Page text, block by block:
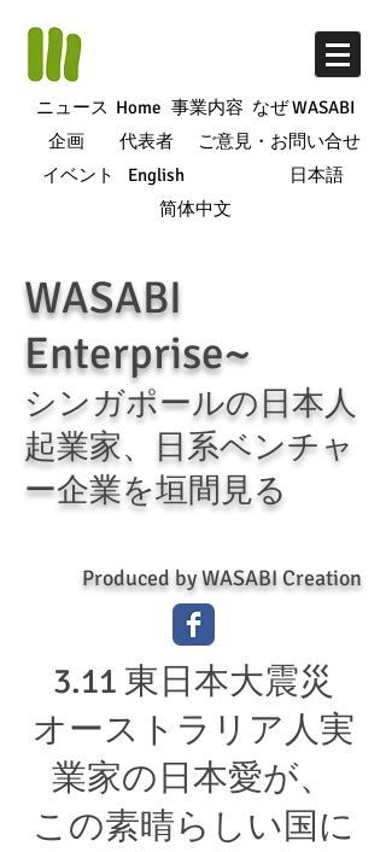
ニュース Home 事業内容 なぜ WASABI
企画
代表者
ご意見・お問い合せ
イベント
English 日本語
WASABI
Enterprise~
シンガポールの日本人
起業家、日系ベンチャ
ー企業を垣間見る
Produced by WASABI Creation
3.11 東日本大震災
オーストラリア人実
業家の日本愛が、
この素晴らしい国に
简体中文